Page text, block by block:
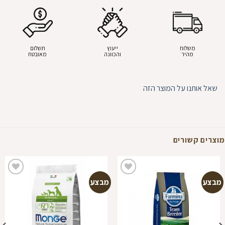
משלוח
מהיר
ייעוץ
והכוונה
תשלום
מאובטח
שאל אותנו על המוצר הזה
מוצרים קשורים
מבצע מבצע